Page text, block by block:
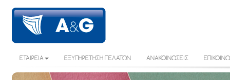
ΕΤΑΙΡΕΙΑ ΕΞΥΠΗΡΕΤΗΣΗ ΠΕΛΑΤΩΝ ΑΝΑΚΟΙΝΩΣΕΙΣ